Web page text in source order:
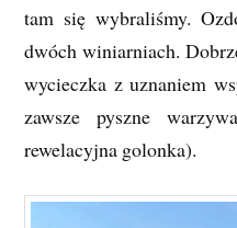
tam się wybraliśmy.
dwóch winiarniach.
wycieczka z uznaniem
zawsze pyszne
rewelacyjna golonka).